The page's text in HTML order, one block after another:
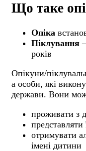
Що таке
Опіка
Піклування
років
Опікуни/
а особи, які
держави. Вони
проживати з
представляти
отримувати
імені дитини